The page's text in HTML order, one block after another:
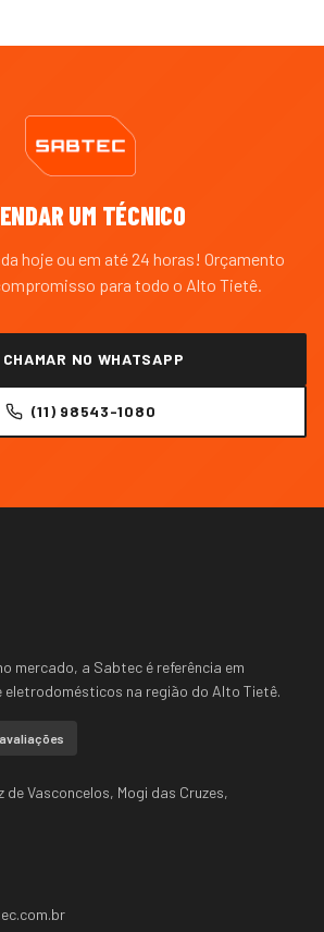
UM TÉCNICO
hoje ou em até 24 horas! Orçamento
para todo o Alto Tietê.
CHAMAR NO WHATSAPP
(11) 98543-1080
mercado, a Sabtec é referência em
eletrodomésticos na região do Alto Tietê.
avaliações
de Vasconcelos, Mogi das Cruzes,